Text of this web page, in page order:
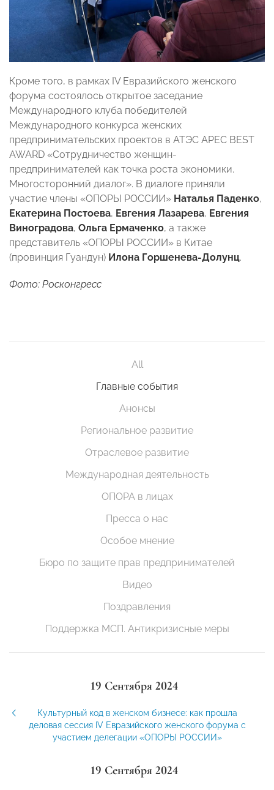
Кроме того, в рамках IV Евразийского женского
форума состоялось открытое заседание
Международного клуба победителей
Международного конкурса женских
предпринимательских проектов в АТЭС APEC BEST
AWARD «Сотрудничество женщин-
предпринимателей как точка роста экономики.
Многосторонний диалог». В диалоге приняли
участие члены «ОПОРЫ РОССИИ» Наталья Паденко,
Екатерина Постоева, Евгения Лазарева, Евгения
Виноградова, Ольга Ермаченко, а также
представитель «ОПОРЫ РОССИИ» в Китае
(провинция Гуандун) Илона Горшенева-Долунц.
Фото: Росконгресс
All
Главные события
Анонсы
Региональное развитие
Отраслевое развитие
Международная деятельность
ОПОРА в лицах
Пресса о нас
Особое мнение
Бюро по защите прав предпринимателей
Видео
Поздравления
Поддержка МСП. Антикризисные меры
19 Сентября 2024
Культурный код в женском бизнесе: как прошла
деловая сессия IV Евразийского женского форума с
участием делегации «ОПОРЫ РОССИИ»
19 Сентября 2024